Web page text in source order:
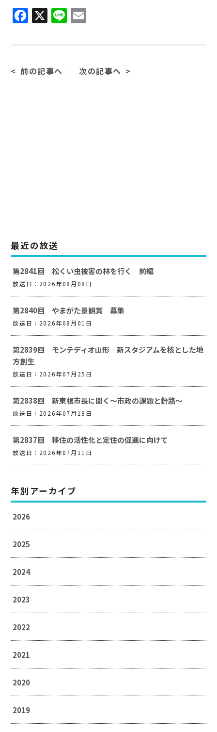
Facebook
X Line
前の記事へ 次の記事へ
最近の放送
第2841回 松くい虫被害の林を行く 前編
放送日：2026年08月08日
第2840回 やまがた景観賞 募集
放送日：2026年08月01日
第2839回 モンテディオ山形 新スタジアムを核とした地
方創生
放送日：2026年07月25日
第2838回 新東根市長に聞く～市政の課題と針路～
放送日：2026年07月18日
第2837回 移住の活性化と定住の促進に向けて
放送日：2026年07月11日
年別アーカイブ
2026
2025
2024
2023
2022
2021
2020
2019